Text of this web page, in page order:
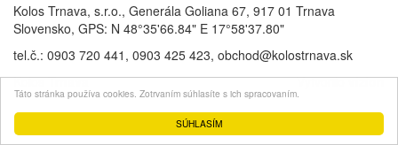
SÚHLASÍM
Táto stránka používa cookies. Zotrvaním súhlasíte s ich spracovaním.
Kolos Trnava, s.r.o., Generála Goliana 67, 917 01 Trnava
Slovensko, GPS: N 48°35'66.84" E 17°58'37.80"
tel.č.: 0903 720 441, 0903 425 423, obchod@kolostrnava.sk
KolosTrnava Vytvorilovizion